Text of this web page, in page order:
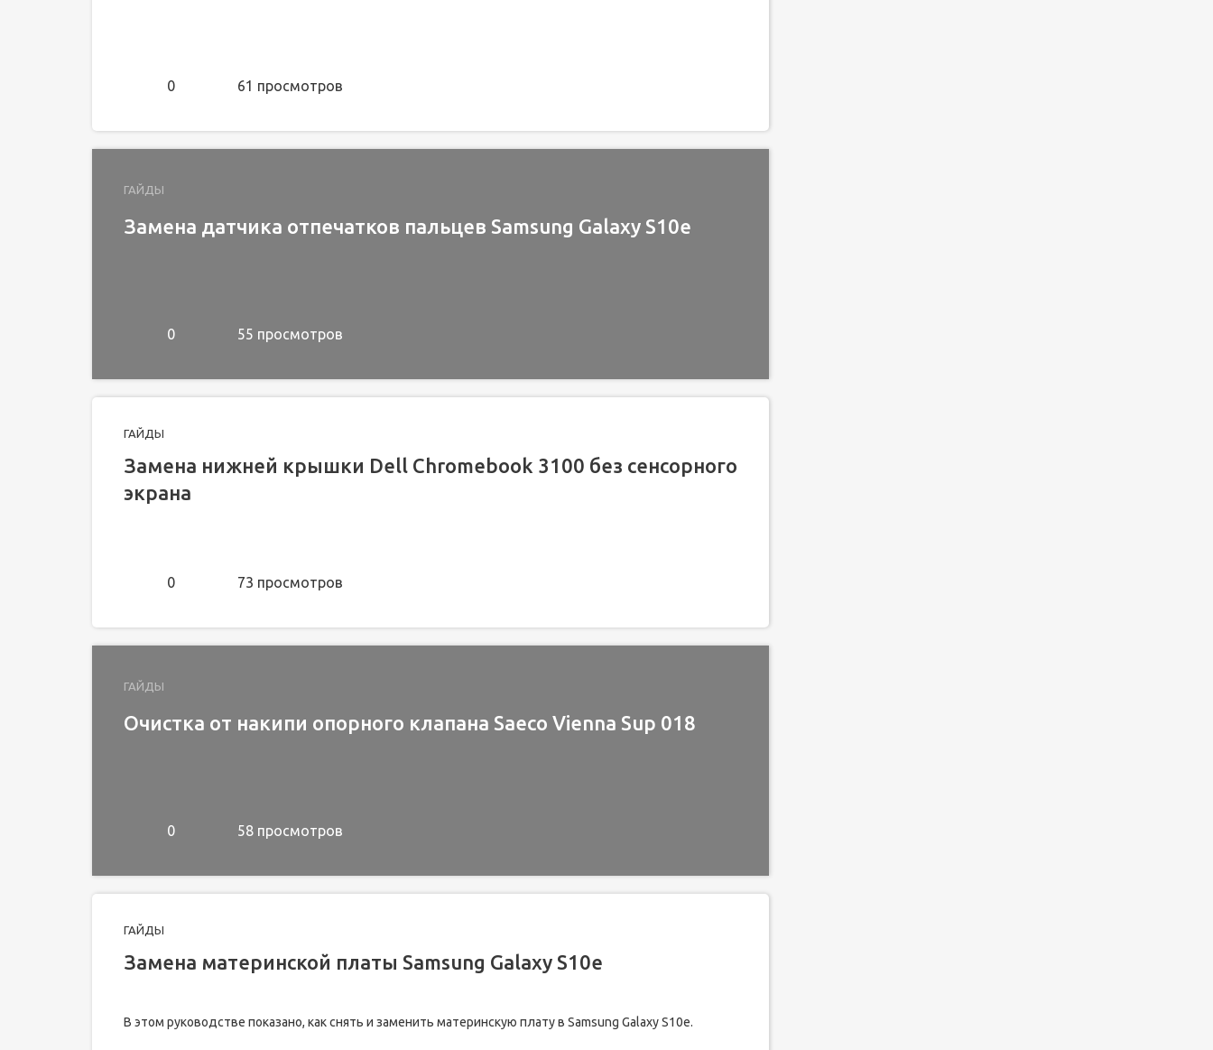
0 61 просмотров
ГАЙДЫ
Замена датчика отпечатков пальцев Samsung Galaxy S10e
0 55 просмотров
ГАЙДЫ
Замена нижней крышки Dell Chromebook 3100 без сенсорного
экрана
0 73 просмотров
ГАЙДЫ
Очистка от накипи опорного клапана Saeco Vienna Sup 018
0 58 просмотров
ГАЙДЫ
Замена материнской платы Samsung Galaxy S10e
В этом руководстве показано, как снять и заменить материнскую плату в Samsung Galaxy S10e.